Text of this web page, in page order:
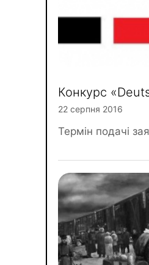
Конкурс
22 серпня 2016
Термін подачі